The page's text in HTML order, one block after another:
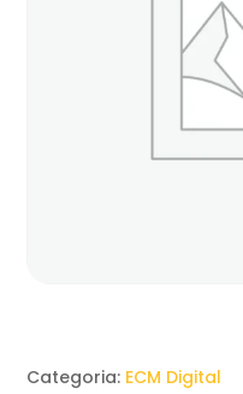
Categoria: ECM Digital